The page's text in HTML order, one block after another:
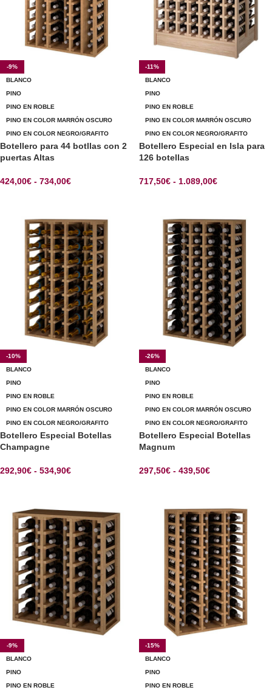
-9%
BLANCO
PINO
PINO EN ROBLE
PINO EN COLOR MARRÓN OSCURO
PINO EN COLOR NEGRO/GRAFITO
Botellero para 44 botllas con 2
puertas Altas
424,00€ - 734,00€
-11%
BLANCO
PINO
PINO EN ROBLE
PINO EN COLOR MARRÓN OSCURO
PINO EN COLOR NEGRO/GRAFITO
Botellero Especial en Isla para
126 botellas
717,50€ - 1.089,00€
-10%
BLANCO
PINO
PINO EN ROBLE
PINO EN COLOR MARRÓN OSCURO
PINO EN COLOR NEGRO/GRAFITO
Botellero Especial Botellas
Champagne
292,90€ - 534,90€
-26%
BLANCO
PINO
PINO EN ROBLE
PINO EN COLOR MARRÓN OSCURO
PINO EN COLOR NEGRO/GRAFITO
Botellero Especial Botellas
Magnum
297,50€ - 439,50€
-9%
BLANCO
PINO
PINO EN ROBLE
-15%
BLANCO
PINO
PINO EN ROBLE